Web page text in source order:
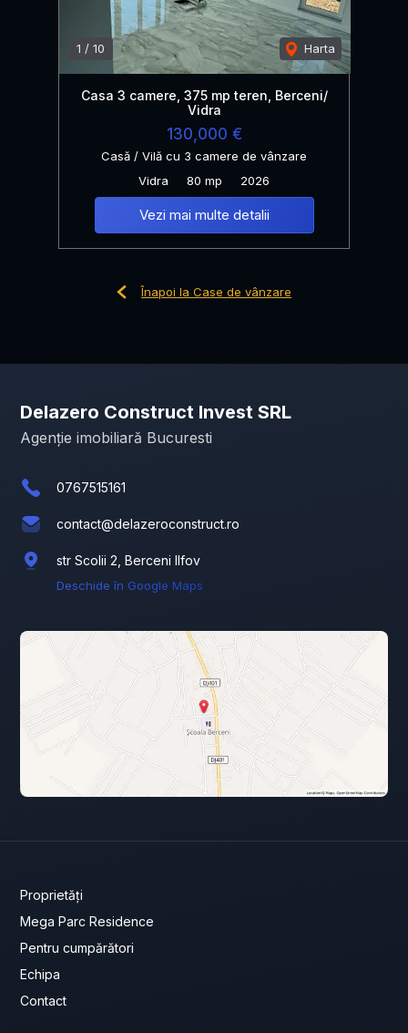
1 / 10 Harta
Casa 3 camere, 375 mp teren, Berceni/
Vidra
130,000 €
Casă / Vilă cu 3 camere de vânzare
Vidra
80 mp 2026
Vezi mai multe detalii
Înapoi la Case de vânzare
Delazero Construct Invest SRL
Agenție imobiliară Bucuresti
0767515161
contact@delazeroconstruct.ro
str Scolii 2, Berceni Ilfov
Deschide în Google Maps
Proprietăți
Mega Parc Residence
Pentru cumpărători
Echipa
Contact